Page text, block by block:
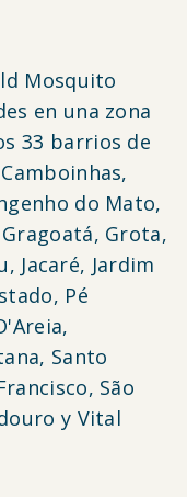
Mosquito
en una zona
33 barrios de
do Mato,
Grota,
Jacaré, Jardim
Pé
Santo
São
y Vital